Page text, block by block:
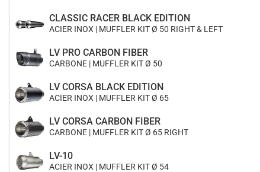
CLASSIC RACER BLACK EDITION
ACIER INOX | MUFFLER KIT Ø 50 RIGHT & LEFT
LV PRO CARBON FIBER
CARBONE | MUFFLER KIT Ø 50
LV CORSA BLACK EDITION
ACIER INOX | MUFFLER KIT Ø 65
LV CORSA CARBON FIBER
CARBONE | MUFFLER KIT Ø 65 RIGHT
LV-10
ACIER INOX | MUFFLER KIT Ø 54